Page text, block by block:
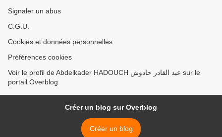
Signaler un abus
C.G.U.
Cookies et données personnelles
Préférences cookies
Voir le profil de Abdelkader HADOUCH عبد القادر حادوش sur le
portail Overblog
Créer un blog sur Overblog
Créer un blog